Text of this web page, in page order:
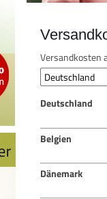
Versandkosten
Deutschland
Belgien
Dänemark